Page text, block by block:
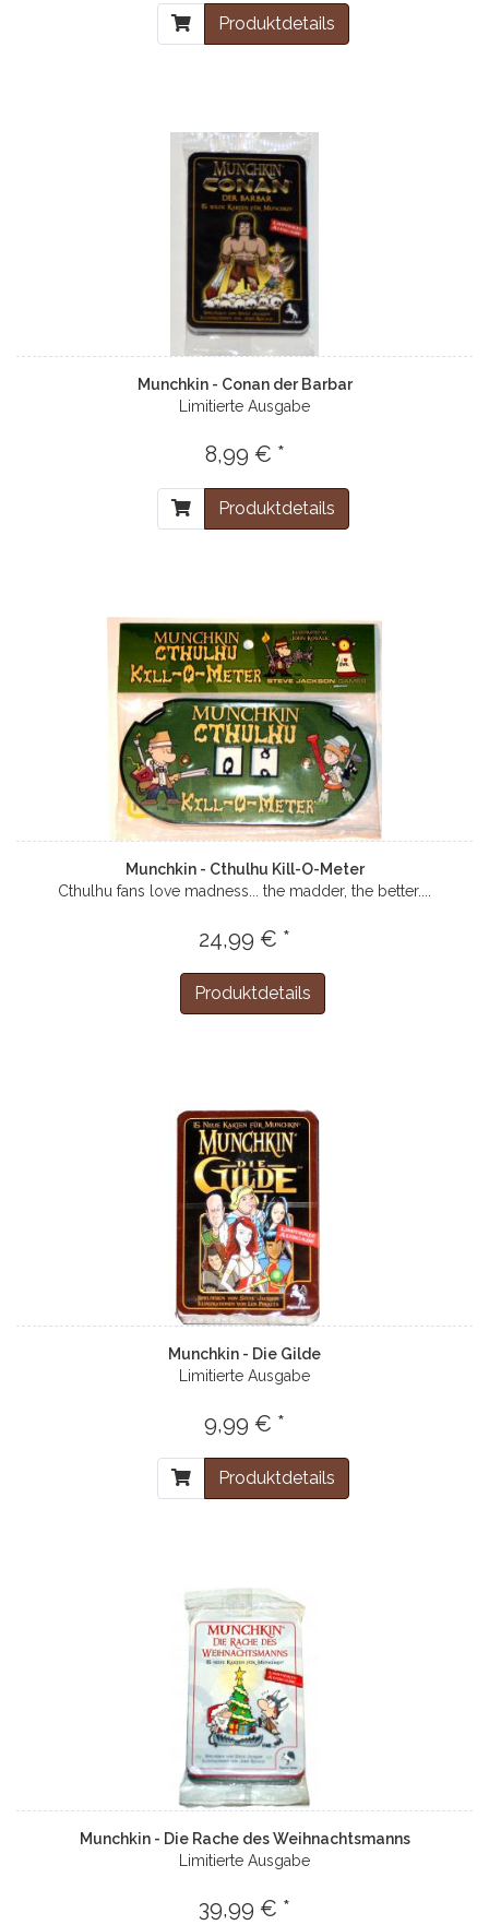
Produktdetails
Munchkin - Conan der Barbar
Limitierte Ausgabe
8,99 € *
Produktdetails
Munchkin - Cthulhu Kill-O-Meter
Cthulhu fans love madness... the madder, the better....
24,99 € *
Produktdetails
Munchkin - Die Gilde
Limitierte Ausgabe
9,99 € *
Produktdetails
Munchkin - Die Rache des Weihnachtsmanns
Limitierte Ausgabe
39,99 € *